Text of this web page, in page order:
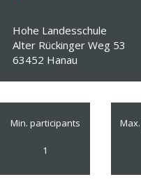
Hohe Landesschule
Alter Rückinger Weg 53
63452 Hanau
Min. participants
1